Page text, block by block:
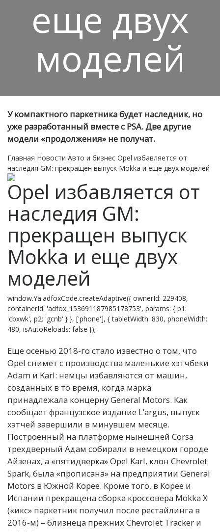
еще двух
моделей
У компактного паркетника будет наследник, но
уже разработанный вместе с PSA. Две другие
модели «продолжения» не получат.
Главная Новости Авто и бизнес Opel избавляется от
наследия GM: прекращен выпуск Mokka и еще двух моделей
Opel избавляется от
наследия GM:
прекращен выпуск
Mokka и еще двух
моделей
window.Ya.adfoxCode.createAdaptive({ ownerId: 229408,
containerId: 'adfox_153691187985178753', params: { p1:
'cbxwk', p2: 'gcnb' } }, ['phone'], { tabletWidth: 830, phoneWidth:
480, isAutoReloads: false });
Еще осенью 2018-го стало известно о том, что
Opel снимет с производства маленькие хэтчбеки
Adam и Karl: немцы избавляются от машин,
созданных в то время, когда марка
принадлежала концерну General Motors. Как
сообщает французское издание L’argus, выпуск
хэтчей завершили в минувшем месяце.
Построенный на платформе нынешней Corsa
трехдверный Адам собирали в немецком городе
Айзенах, а «пятидверка» Opel Karl, клон Chevrolet
Spark, была «прописана» на предприятии General
Motors в Южной Корее. Кроме того, в Корее и
Испании прекращена сборка кроссовера Mokka X
(«икс» паркетник получил после рестайлинга в
2016-м) – близнеца прежних Chevrolet Tracker и